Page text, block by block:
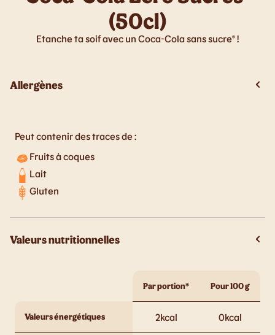
(50cl)
Etanche ta soif avec un Coca-Cola sans sucre® !
Allergènes
Peut contenir des traces de :
Fruits à coques
Lait
Gluten
Valeurs nutritionnelles
Par portion* Pour 100 g
Valeurs énergétiques 2kcal 0kcal